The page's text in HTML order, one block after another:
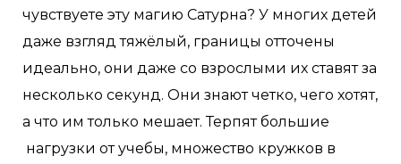
чувствуете эту магию Сатурна? У многих детей
даже взгляд тяжёлый, границы отточены
идеально, они даже со взрослыми их ставят за
несколько секунд. Они знают четко, чего хотят,
а что им только мешает. Терпят большие
нагрузки от учебы, множество кружков в